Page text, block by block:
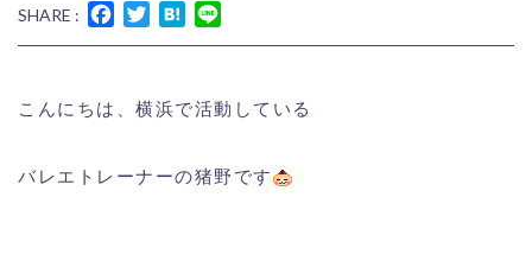
SHARE : FacebookTwitterHatena
こんにちは、横浜で活動している
バレエトレーナーの猪野です